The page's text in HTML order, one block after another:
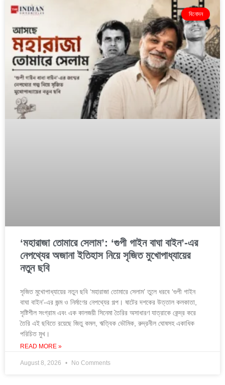
বিনোদন
‘মহারাজা তোমারে সেলাম’: ‘গুপী গাইন বাঘা বাইন’-এর
নেপথ্যের অজানা ইতিহাস নিয়ে সৃজিত মুখোপাধ্যায়ের
নতুন ছবি
সৃজিত মুখোপাধ্যায়ের নতুন ছবি ‘মহারাজা তোমারে সেলাম’ তুলে ধরবে ‘গুপী গাইন
বাঘা বাইন’-এর জন্ম ও নির্মাণের নেপথ্যের গল্প। ষাটের দশকের উত্তাল কলকাতা,
সৃষ্টিশীল সংগ্রাম এবং এক কালজয়ী সিনেমা তৈরির অসাধারণ যাত্রাকে কেন্দ্র করে
তৈরি এই ছবিতে রয়েছে জিতু কমল, ঋত্বিক ভৌমিক, রুদ্রনীল ঘোষসহ একাধিক
পরিচিত মুখ।
READ MORE »
August 8, 2026 No Comments